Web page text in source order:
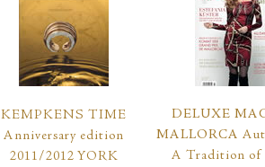
KEMPKENS TIME
Anniversary edition
2011/2012 YORK
DELUXE
MALLORCA
A Tradition of